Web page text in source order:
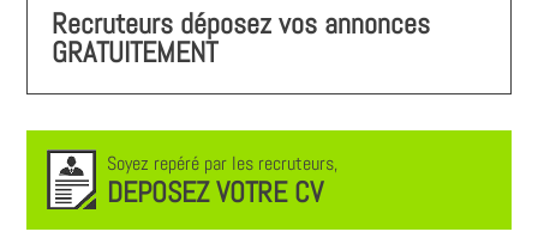
Recruteurs déposez vos annonces
GRATUITEMENT
Soyez repéré par les recruteurs,
DEPOSEZ VOTRE CV